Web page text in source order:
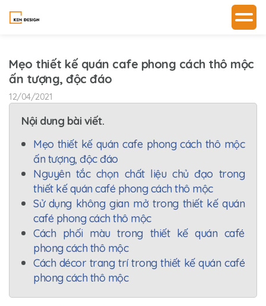
Mẹo thiết kế quán cafe phong cách thô mộc
ấn tượng, độc đáo
12/04/2021
Nội dung bài viết.
Mẹo thiết kế quán cafe phong cách thô mộc
ấn tượng, độc đáo
Nguyên tắc chọn chất liệu chủ đạo trong
thiết kế quán café phong cách thô mộc
Sử dụng không gian mở trong thiết kế quán
café phong cách thô mộc
Cách phối màu trong thiết kế quán café
phong cách thô mộc
Cách décor trang trí trong thiết kế quán café
phong cách thô mộc